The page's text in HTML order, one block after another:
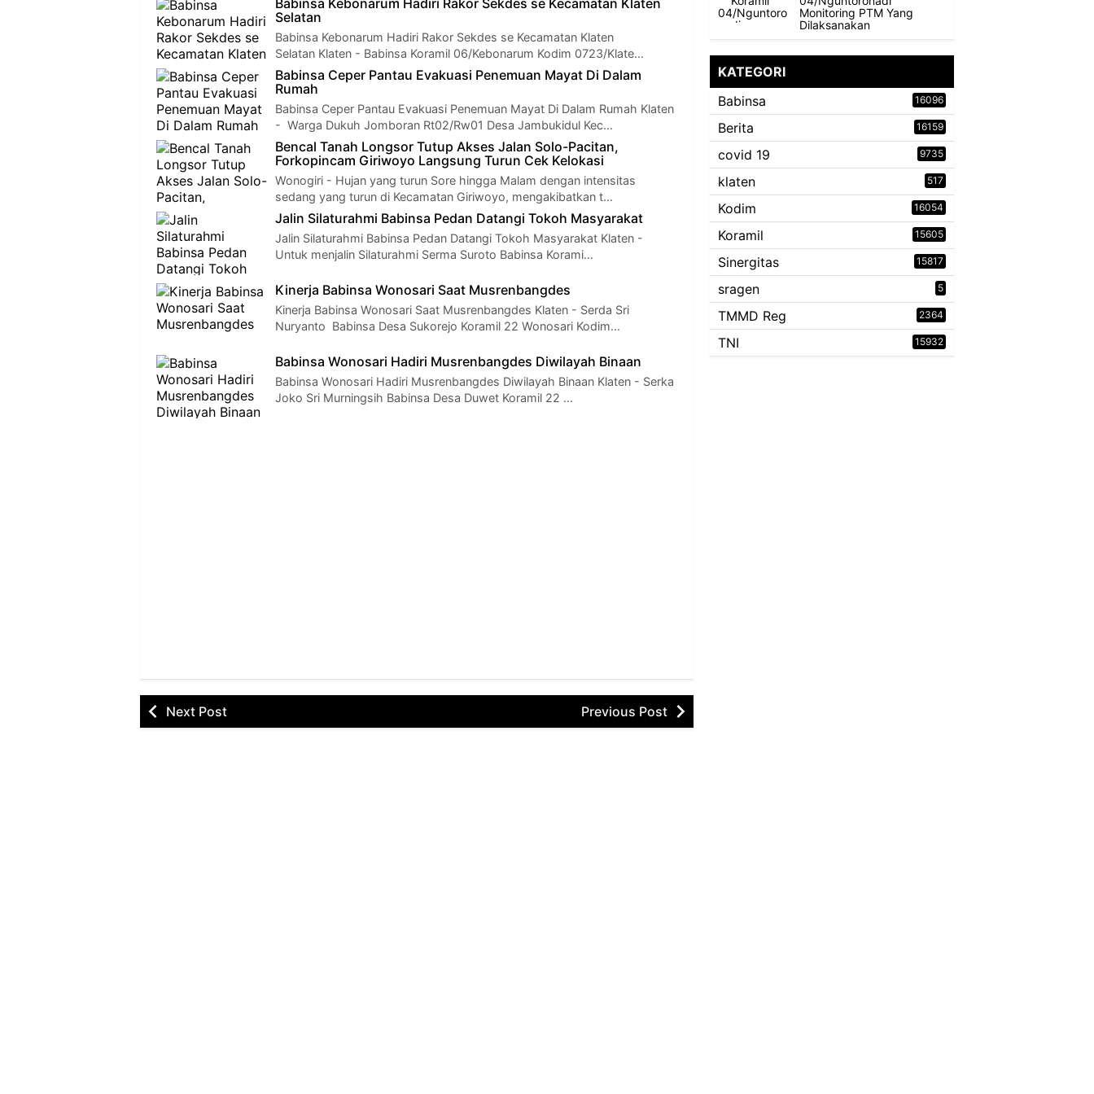
Babinsa Kebonarum Hadiri Rakor Sekdes se Kecamatan Klaten
Selatan
Babinsa Kebonarum Hadiri Rakor Sekdes se Kecamatan Klaten
Selatan Klaten - Babinsa Koramil 06/Kebonarum Kodim 0723/Klate…
Babinsa Ceper Pantau Evakuasi Penemuan Mayat Di Dalam
Rumah
Babinsa Ceper Pantau Evakuasi Penemuan Mayat Di Dalam Rumah Klaten
- Warga Dukuh Jomboran Rt02/Rw01 Desa Jambukidul Kec…
Bencal Tanah Longsor Tutup Akses Jalan Solo-Pacitan,
Forkopincam Giriwoyo Langsung Turun Cek Kelokasi
Wonogiri - Hujan yang turun Sore hingga Malam dengan intensitas
sedang yang turun di Kecamatan Giriwoyo, mengakibatkan t…
Jalin Silaturahmi Babinsa Pedan Datangi Tokoh Masyarakat
Jalin Silaturahmi Babinsa Pedan Datangi Tokoh Masyarakat Klaten -
Untuk menjalin Silaturahmi Serma Suroto Babinsa Korami…
Kinerja Babinsa Wonosari Saat Musrenbangdes
Kinerja Babinsa Wonosari Saat Musrenbangdes Klaten - Serda Sri
Nuryanto Babinsa Desa Sukorejo Koramil 22 Wonosari Kodim…
Babinsa Wonosari Hadiri Musrenbangdes Diwilayah Binaan
Babinsa Wonosari Hadiri Musrenbangdes Diwilayah Binaan Klaten - Serka
Joko Sri Murningsih Babinsa Desa Duwet Koramil 22 …
Next Post Previous Post
Monitoring PTM Yang
Dilaksanakan
KATEGORI
Babinsa
16096
Berita 16159
covid 19 9735
klaten 517
Kodim 16054
Koramil 15605
Sinergitas 15817
sragen 5
TMMD Reg 2364
TNI 15932